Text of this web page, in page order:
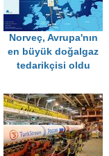
Norveç, Avrupa'nın
en büyük doğalgaz
tedarikçisi oldu